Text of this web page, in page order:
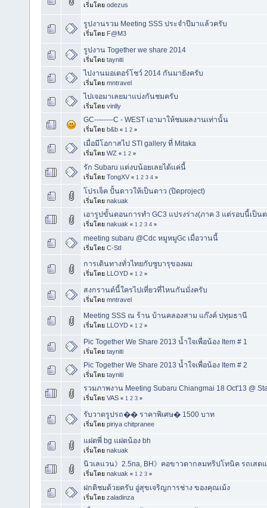
เริ่มโดย odezus
รูปงานรวม Meeting SSS ประจำปีมาแล้วครับ
เริ่มโดย F@M3
รูปงาน Together we share 2014
เริ่มโดย tayniti
ไปงานมอเตอร์โชว์ 2014 กันมายังครับ
เริ่มโดย mntravel
ไปเจอมาเลยมาแบ่งกันชมครับ
เริ่มโดย vinlly
GC--------C - WEST เอามาให้ชมผลงานเท่านั้น
เริ่มโดย b&b « 1 2 »
เมื่อมีโอกาสไป STI gallery ที่ Mitaka
เริ่มโดย WZ « 1 2 »
รัก Subaru แต่งบน้อยเลยได้แค่นี้
เริ่มโดย TongXV « 1 2 3 4 »
โปรเจ็ค ปั้นดาวให้เป็นดาว (ปิดproject)
เริ่มโดย nakuak
เอารูปขั้นตอนการทำ GC3 แปรงร่าง(ภาค 3 แต่รอบนี้เป็น
เริ่มโดย nakuak « 1 2 3 4 »
meeting subaru @Cdc หมูหมูGc เมื่อวานนี้
เริ่มโดย C-StI
การเดินทางทั่วไทยกับซูบารุของผม
เริ่มโดย LLOYD « 1 2 »
สงกรานต์นี้ใครไปเที่ยวที่ไหนกันมั่งครับ
เริ่มโดย mntravel
Meeting SSS ณ ร้าน บ้านคลองสาม แก๊งค์ ปทุมธานี
เริ่มโดย LLOYD « 1 2 »
Pic Together We Share 2013 น้ำใจเพื่อน้อง Item # 1
เริ่มโดย tayniti
Pic Together We Share 2013 น้ำใจเพื่อน้อง Item # 2
เริ่มโดย tayniti
รวมภาพงาน Meeting Subaru Chiangmai 18 Oct'13 @
เริ่มโดย VAS « 1 2 3 »
รับวาดรูปรถ�� ราคาพิเศษ� 1500 บาท
เริ่มโดย piriya chitpranee
แฝดพี่ bg แฝดน้อง bh
เริ่มโดย nakuak
นิวเลแวน》2.5na, BH》คอขาวตากลมทริปโทนิค รถเสด
เริ่มโดย nakuak « 1 2 3 »
ฝกติชมด้วยครับ อู่สุขเจริญการช่าง ของคุณเม้ง
เริ่มโดย zaladinza